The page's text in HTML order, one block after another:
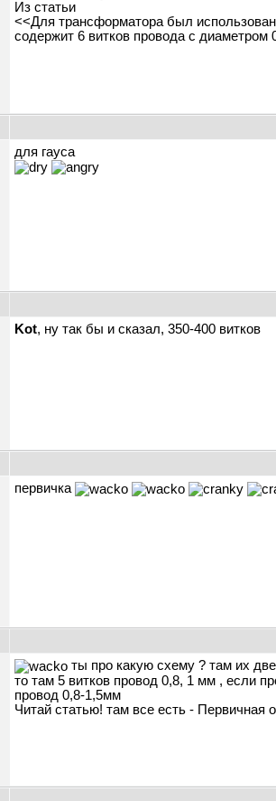
Из статьи
<<Для трансформатора был
содержит 6 витков провода с диаметром
для гауса
Kot, ну так бы и сказал, 350-400 витков
первичка
ты про какую схему ? там их
то там 5 витков провод 0,8, 1 мм , если
провод 0,8-1,5мм
Читай статью! там все есть -